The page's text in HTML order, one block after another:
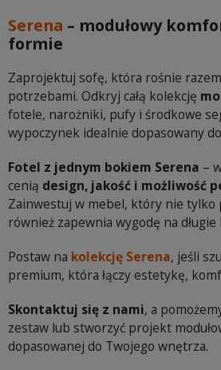
Serena – modułowy
formie
Zaprojektuj sofę, która rośnie
potrzebami. Odkryj całą kolekcję
fotele, narożniki, pufy i środkowe
wypoczynek idealnie dopasowany
Fotel z jednym bokiem Serena –
cenią design, jakość i możliwość
Zainwestuj w mebel, który nie tylko
również zapewnia wygodę na długie
Postaw na kolekcję Serena, jeśli
premium, która łączy estetykę,
Skontaktuj się z nami, a
zestaw lub stworzyć projekt
dopasowanej do Twojego wnętrza.